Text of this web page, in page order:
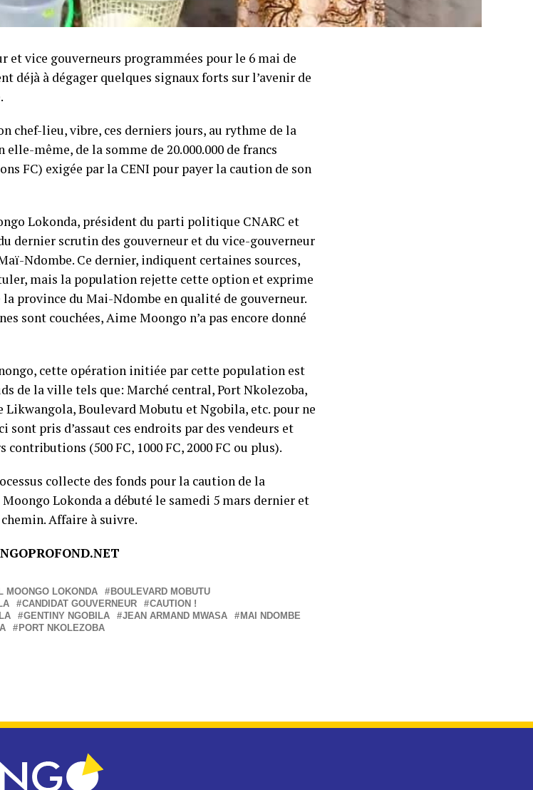
et vice gouverneurs programmées pour le 6 mai de
déjà à dégager quelques signaux forts sur l’avenir de
chef-lieu, vibre, ces derniers jours, au rythme de la
même, de la somme de 20.000.000 de francs
FC) exigée par la CENI pour payer la caution de son
Lokonda, président du parti politique CNARC et
dernier scrutin des gouverneur et du vice-gouverneur
Ndombe. Ce dernier, indiquent certaines sources,
mais la population rejette cette option et exprime
province du Mai-Ndombe en qualité de gouverneur.
sont couchées, Aime Moongo n’a pas encore donné
cette opération initiée par cette population est
de la ville tels que: Marché central, Port Nkolezoba,
Likwangola, Boulevard Mobutu et Ngobila, etc. pour ne
sont pris d’assaut ces endroits par des vendeurs et
(500 FC, 1000 FC, 2000 FC ou plus).
collecte des fonds pour la caution de la
Lokonda a débuté le samedi 5 mars dernier et
Affaire à suivre.
MOONGO LOKONDA
BOULEVARD MOBUTU
CANDIDAT GOUVERNEUR
CAUTION !
GENTINY NGOBILA JEAN ARMAND MWASA
MAI NDOMBE
PORT NKOLEZOBA